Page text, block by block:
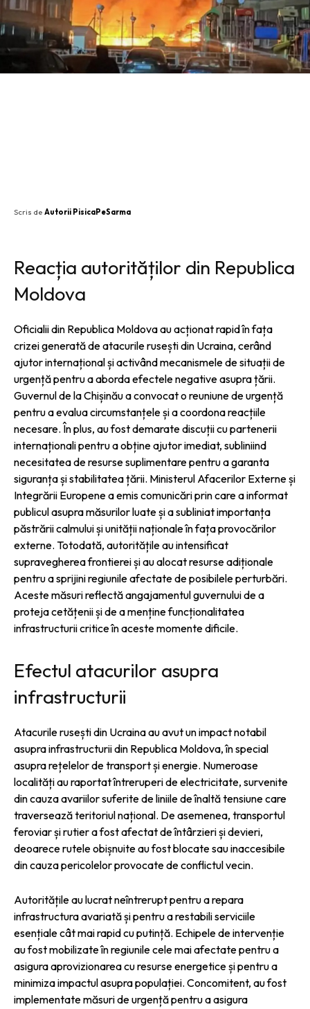
Scris de Autorii PisicaPeSarma
Reacția autorităților din Republica
Moldova
Oficialii din Republica Moldova au acționat rapid în fața
crizei generată de atacurile rusești din Ucraina, cerând
ajutor internațional și activând mecanismele de situații de
urgență pentru a aborda efectele negative asupra țării.
Guvernul de la Chișinău a convocat o reuniune de urgență
pentru a evalua circumstanțele și a coordona reacțiile
necesare. În plus, au fost demarate discuții cu partenerii
internaționali pentru a obține ajutor imediat, subliniind
necesitatea de resurse suplimentare pentru a garanta
siguranța și stabilitatea țării. Ministerul Afacerilor Externe și
Integrării Europene a emis comunicări prin care a informat
publicul asupra măsurilor luate și a subliniat importanța
păstrării calmului și unității naționale în fața provocărilor
externe. Totodată, autoritățile au intensificat
supravegherea frontierei și au alocat resurse adiționale
pentru a sprijini regiunile afectate de posibilele perturbări.
Aceste măsuri reflectă angajamentul guvernului de a
proteja cetățenii și de a menține funcționalitatea
infrastructurii critice în aceste momente dificile.
Efectul atacurilor asupra
infrastructurii
Atacurile rusești din Ucraina au avut un impact notabil
asupra infrastructurii din Republica Moldova, în special
asupra rețelelor de transport și energie. Numeroase
localități au raportat întreruperi de electricitate, survenite
din cauza avariilor suferite de liniile de înaltă tensiune care
traversează teritoriul național. De asemenea, transportul
feroviar și rutier a fost afectat de întârzieri și devieri,
deoarece rutele obișnuite au fost blocate sau inaccesibile
din cauza pericolelor provocate de conflictul vecin.
Autoritățile au lucrat neîntrerupt pentru a repara
infrastructura avariată și pentru a restabili serviciile
esențiale cât mai rapid cu putință. Echipele de intervenție
au fost mobilizate în regiunile cele mai afectate pentru a
asigura aprovizionarea cu resurse energetice și pentru a
minimiza impactul asupra populației. Concomitent, au fost
implementate măsuri de urgență pentru a asigura